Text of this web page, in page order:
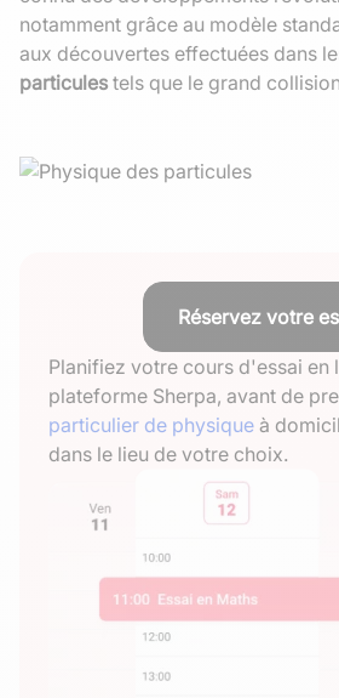
notamment grâce au modèle
aux découvertes effectuées dans
particules tels que le grand
Réservez votre
Planifiez votre cours d'essai en
plateforme Sherpa, avant de
particulier de physique à
dans le lieu de votre choix.